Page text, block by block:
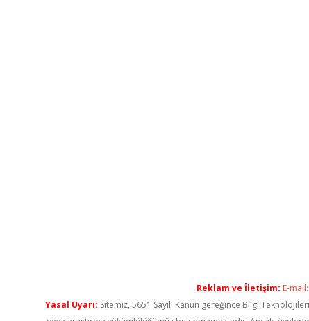
Reklam ve İletişim: E-mail:
Yasal Uyarı: Sitemiz, 5651 Sayılı Kanun gereğince Bilgi